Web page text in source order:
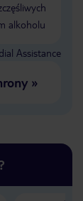
alkoholu
Assistance
»